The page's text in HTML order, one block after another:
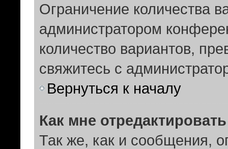
Ограничение количества
администратором
количество вариантов,
свяжитесь с
Вернуться к началу
Как мне
Так же, как и сообщения,